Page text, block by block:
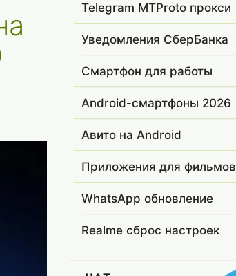
Telegram MTProto прокси
Уведомления СберБанка
Смартфон для работы
Android-смартфоны 2026
Авито на Android
Приложения для фильмов
WhatsApp обновление
Realme сброс настроек